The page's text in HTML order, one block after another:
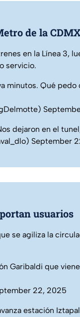
de la
en la Línea 3,
servicio.
minutos. Qué pedo
dejaron en el
September
usuarios
se agiliza la
Garibaldi que
22, 2025
estación